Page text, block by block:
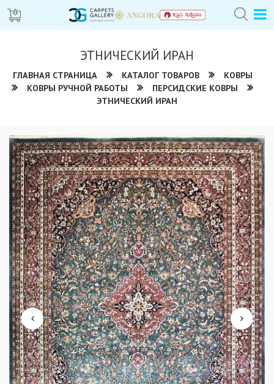
ЭТНИЧЕСКИЙ ИРАН
ГЛАВНАЯ СТРАНИЦА КАТАЛОГ ТОВАРОВ
КОВРЫ
КОВРЫ РУЧНОЙ РАБОТЫ
ПЕРСИДСКИЕ КОВРЫ
ЭТНИЧЕСКИЙ ИРАН